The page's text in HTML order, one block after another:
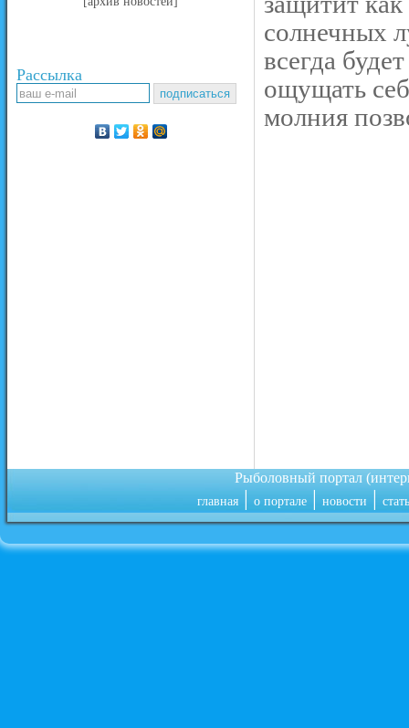
Рассылка
солнечных
всегда
ощущать
молния
Рыболовный портал
главная|о портале|новости|